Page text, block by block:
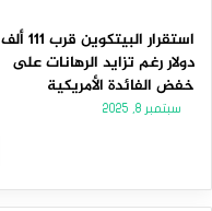
استقرار البيتكوين قرب 111 ألف
دولار رغم تزايد الرهانات على
خفض الفائدة الأمريكية
سبتمبر 8, 2025